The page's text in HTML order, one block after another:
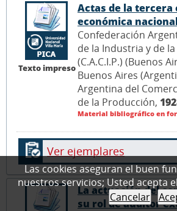
Texto impreso
Actas de la tercera
económica
Confederación
de la Industria y de
(C.A.C.I.P.) (Buenos
Buenos Aires
Argentina del
de la Producción,
Material bibliográfico en
Ver ejemplares
La actuación del
su rol de auditor
Las cookies aseguran el buen
nuestros servicios; Usted acepta
Cancelar